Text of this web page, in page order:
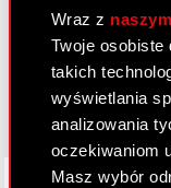
Wraz z
Twoje osobiste
takich
wyświetlania
analizowania
oczekiwaniom
Masz wybór